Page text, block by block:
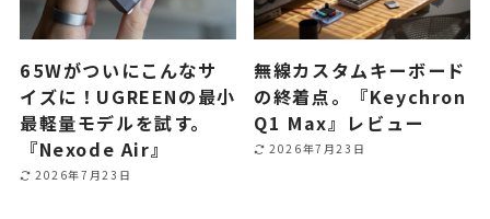
65Wがついにこんなサ
イズに！UGREENの最小
最軽量モデルを試す。
『Nexode Air』
2026年7月23日
無線カスタムキーボード
の終着点。『Keychron
Q1 Max』レビュー
2026年7月23日